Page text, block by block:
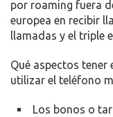
por roaming fuera
europea en recibir
llamadas y el triple
Qué aspectos tener
utilizar el teléfono
Los bonos o